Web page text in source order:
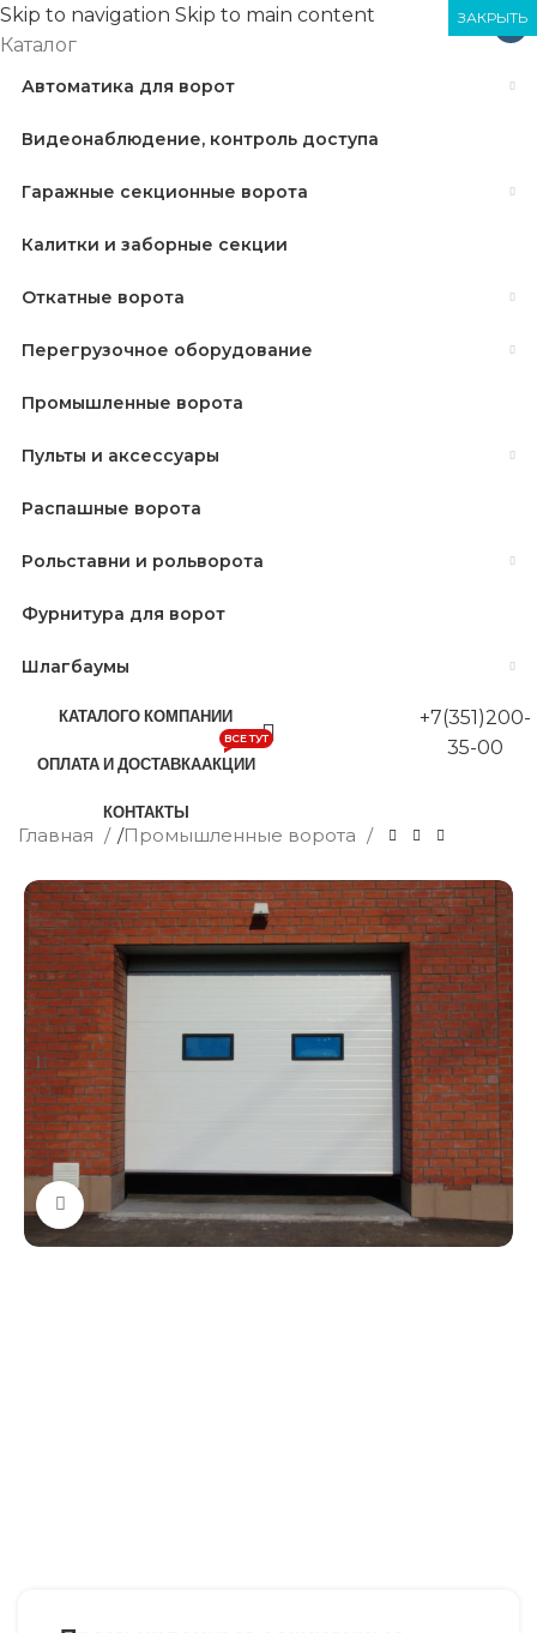
Skip to navigation Skip to main content
Каталог
Автоматика для ворот
Видеонаблюдение, контроль доступа
Гаражные секционные ворота
Калитки и заборные секции
Откатные ворота
Перегрузочное оборудование
Промышленные ворота
Пульты и аксессуары
Распашные ворота
Рольставни и рольворота
Фурнитура для ворот
Шлагбаумы
КАТАЛОГО КОМПАНИИ
ОПЛАТА И ДОСТАВКААКЦИИ
ВСЕ ТУТ
КОНТАКТЫ
+7(351)200-
35-00
Главная /Промышленные ворота
Нажмите, чтобы увеличить
×
ЗАКРЫТЬ
ЗАКРЫТЬ
ЗАКРЫТЬ